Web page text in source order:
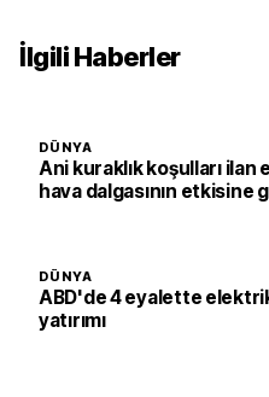
İlgili Haberler
DÜNYA
Ani kuraklık koşulları
hava dalgasının etkisine
DÜNYA
ABD'de 4 eyalette
yatırımı